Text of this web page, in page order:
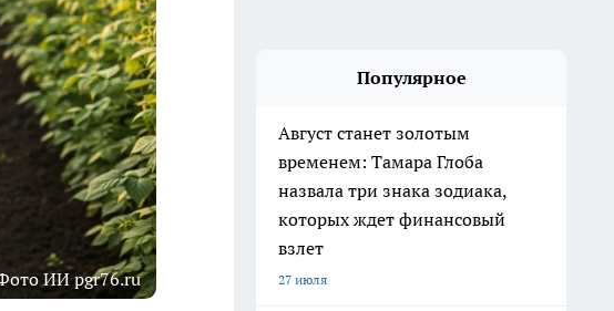
ИИ pgr76.ru
Популярное
Август станет золотым
временем: Тамара Глоба
назвала три знака зодиака,
которых ждет финансовый
взлет
27 июля